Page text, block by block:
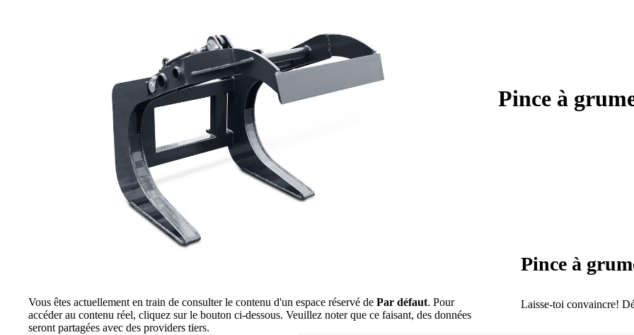
Pince à
Vous êtes actuellement en train de consulter le contenu d'un espace réservé de Par défaut. Pour
accéder au contenu réel, cliquez sur le bouton ci-dessous. Veuillez noter que ce faisant, des données
seront partagées avec des providers tiers.
Pince à
Laisse-toi convaincre!